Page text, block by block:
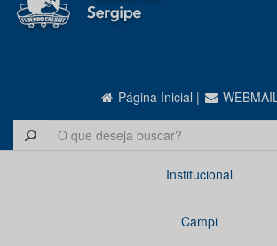
Página Inicial |
Institucional
Campi